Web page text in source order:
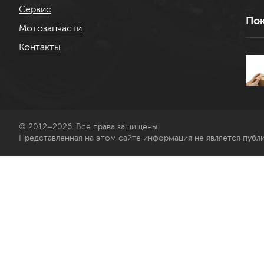
Сервис
Мотозапчасти
Контакты
© 2012–2026. Все права защищены.
Представленная на этом сайте информация не является